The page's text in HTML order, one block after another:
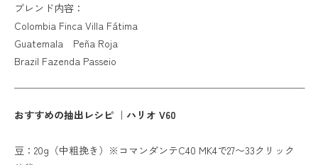
ブレンド内容：
Colombia Finca Villa Fátima
Guatemala Peña Roja
Brazil Fazenda Passeio
おすすめの抽出レシピ ｜ハリオ V60
豆：20g（中粗挽き）※コマンダンテC40 MK4で27〜33クリック